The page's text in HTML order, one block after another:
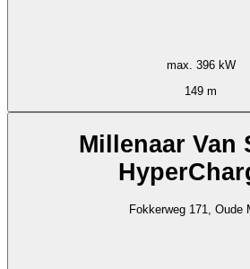
max. 396 kW
149 m
Millenaar Van
Fokkerweg 171, Oude